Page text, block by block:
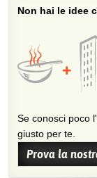
Non hai le idee
Se conosci poco
giusto per te.
Prova la